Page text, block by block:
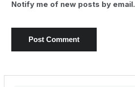
Notify me of new posts by email.